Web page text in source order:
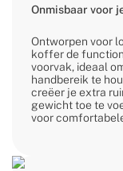
Onmisbaar voor
Ontworpen voor
koffer de
voorvak, ideaal
handbereik te
creëer je extra
gewicht toe te
voor